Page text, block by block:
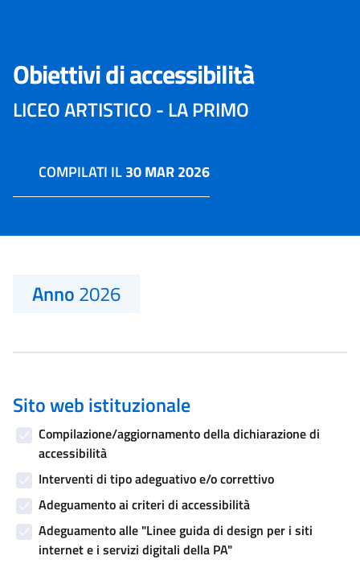
Obiettivi di accessibilità
LICEO ARTISTICO - LA PRIMO
COMPILATI IL30 MAR 2026
Anno2026
Sito web istituzionale
Compilazione/aggiornamento della dichiarazione di
accessibilità
Interventi di tipo adeguativo e/o correttivo
Adeguamento ai criteri di accessibilità
Adeguamento alle "Linee guida di design per i siti
internet e i servizi digitali della PA"